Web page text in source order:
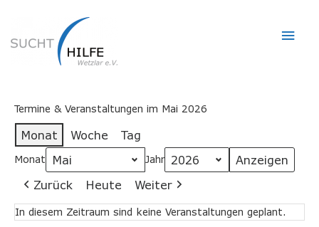
Termine & Veranstaltungen im Mai 2026
Monat Woche Tag
Monat Jahr
Zurück Heute Weiter
In diesem Zeitraum sind keine Veranstaltungen geplant.